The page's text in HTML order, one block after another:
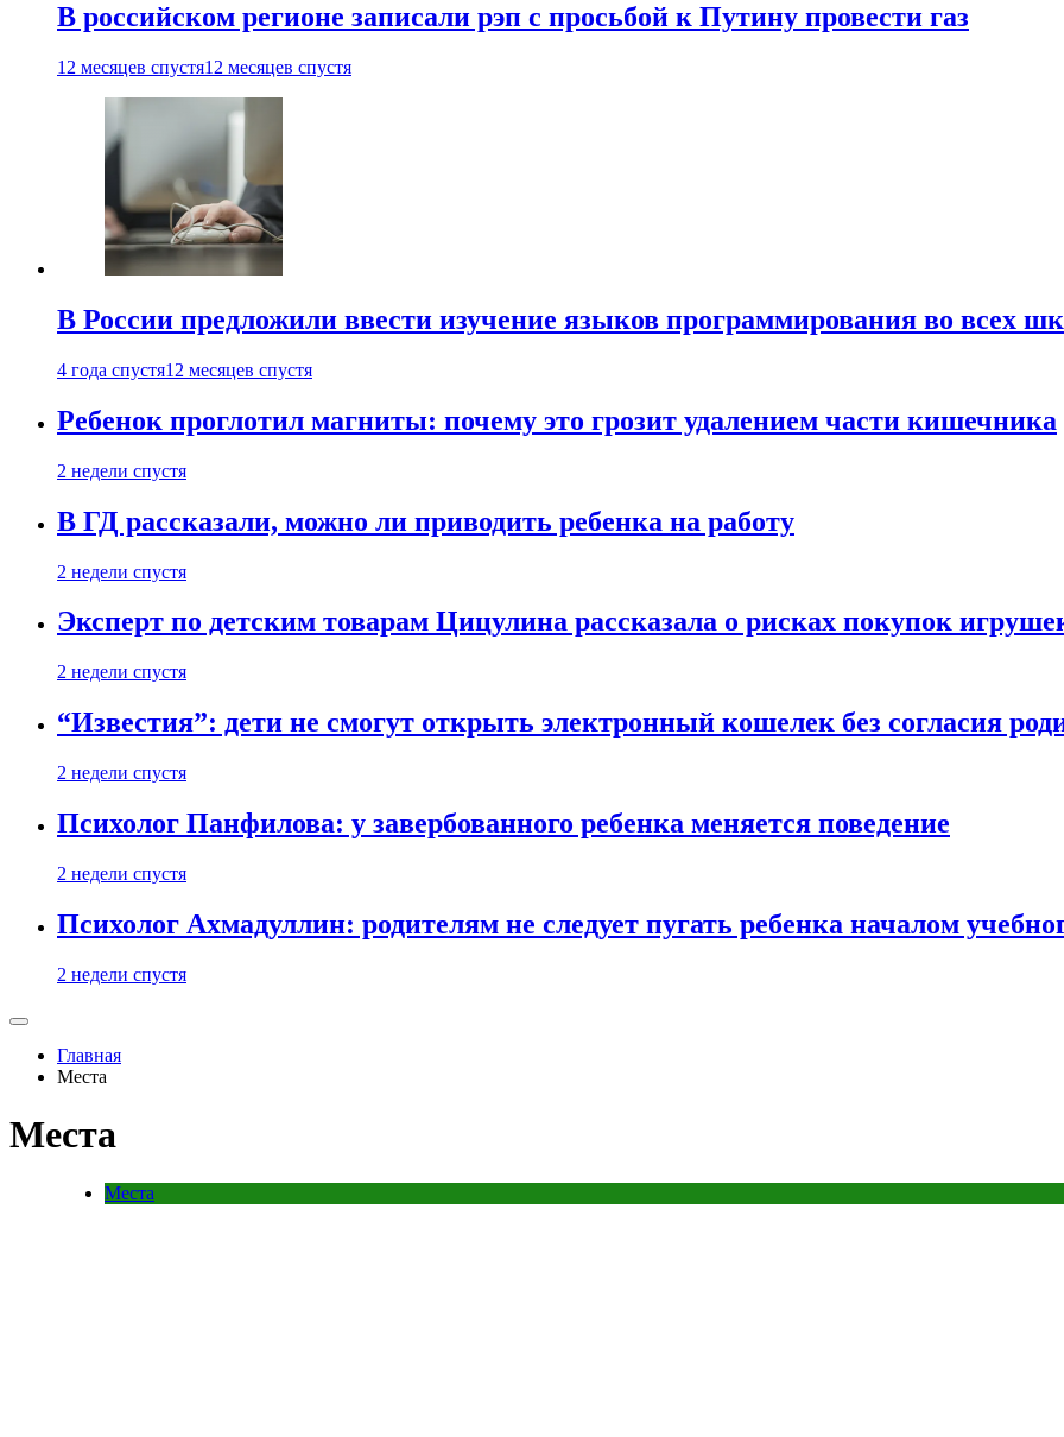
В российском регионе записали рэп с просьбой к Путину провести газ
12 месяцев спустя12 месяцев спустя
В России предложили ввести изучение языков программирования во всех
4 года спустя12 месяцев спустя
Ребенок проглотил магниты: почему это грозит удалением части кишечника
2 недели спустя
В ГД рассказали, можно ли приводить ребенка на работу
2 недели спустя
Эксперт по детским товарам Цицулина рассказала о рисках покупок
2 недели спустя
“Известия”: дети не смогут открыть электронный кошелек без согласия
2 недели спустя
Психолог Панфилова: у завербованного ребенка меняется поведение
2 недели спустя
Психолог Ахмадуллин: родителям не следует пугать ребенка началом
2 недели спустя
Главная
Места
Места
Места